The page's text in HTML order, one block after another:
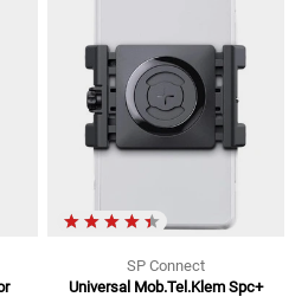
SP Connect
Universal Mob.Tel.Klem Spc+